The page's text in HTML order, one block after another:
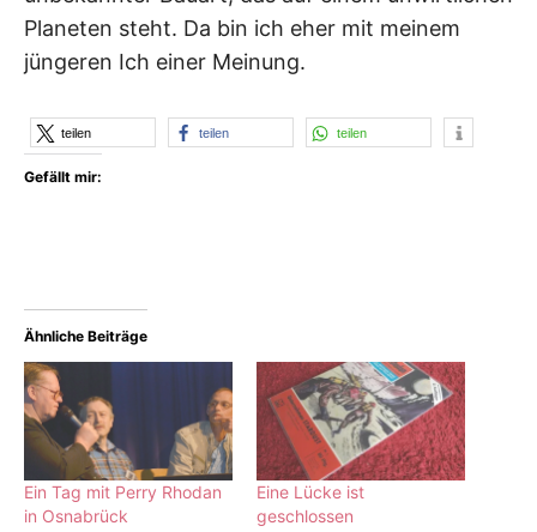
Planeten steht. Da bin ich eher mit meinem
jüngeren Ich einer Meinung.
teilen teilen teilen
Gefällt mir:
Ähnliche Beiträge
Ein Tag mit Perry Rhodan
in Osnabrück
Eine Lücke ist
geschlossen